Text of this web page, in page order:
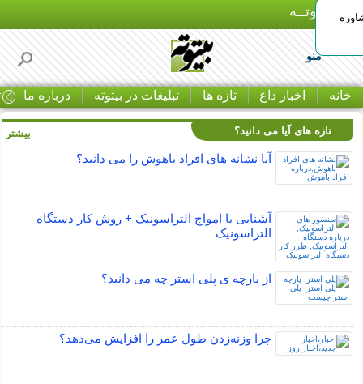
بـیتوتــه
منو
خانه اخبار داغ تازه ها تبلیغات در بیتوته درباره ما
تازه های آیا می دانید؟
آیا نشانه های افراد باهوش را می دانید؟
آشنایی با امواج التراسونیک + روش کار دستگاه
التراسونیک
از پارچه ی پلی استر چه می دانید؟
چرا وزنه‌زدن طول عمر را افزایش می‌دهد؟
بیشتر